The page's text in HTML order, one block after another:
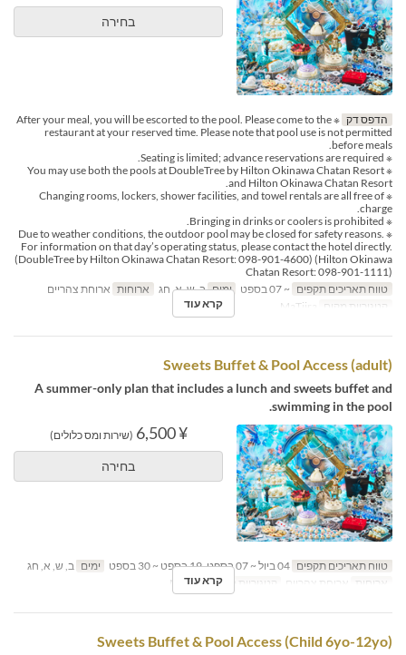
בחירה
הדפס דק
※ After your meal, you will be escorted to the pool. Please come to the
restaurant at your reserved time. Please note that pool use is not permitted
before meals.
※ Seating is limited; advance reservations are required.
※ You may use both the pools at DoubleTree by Hilton Okinawa Chatan Resort
and Hilton Okinawa Chatan Resort.
※ Changing rooms, lockers, shower facilities, and towel rentals are all free of
charge.
※ Bringing in drinks or coolers is prohibited.
※ Due to weather conditions, the outdoor pool may be closed for safety reasons.
For information on that day’s operating status, please contact the hotel directly.
(DoubleTree by Hilton Okinawa Chatan Resort: 098-901-4600) (Hilton Okinawa
Chatan Resort: 098-901-1111)
טווח תאריכים תקפים ~ 07 בספט ימים ב, ש, א, חג ארוחות ארוחת צהריים
קטגוריית מקום
קרא עוד
Sweets Buffet & Pool Access (adult)
A summer-only plan that includes a lunch and sweets buffet and
swimming in the pool.
¥ 6,500 (שירות ומס כלולים)
בחירה
טווח תאריכים תקפים ימים ב, ש, א, חג
ארוחות ארוחת צהריים קטגוריית מקום MaTiira
קרא עוד
Sweets Buffet & Pool Access (Child 6yo-12yo)